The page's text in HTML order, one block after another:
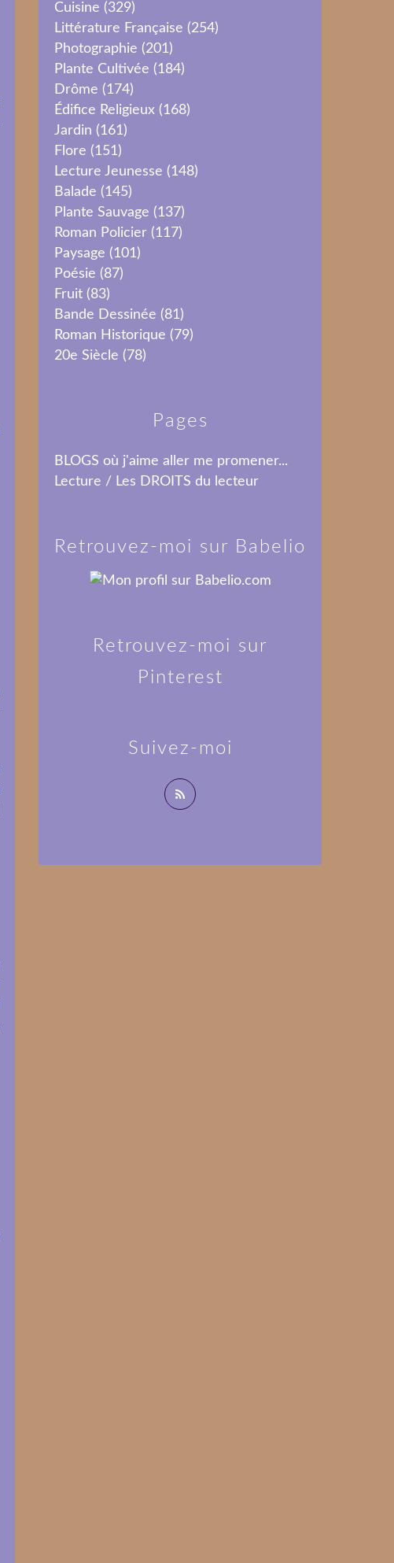
Cuisine (329)
Littérature Française (254)
Photographie (201)
Plante Cultivée (184)
Drôme (174)
Édifice Religieux (168)
Jardin (161)
Flore (151)
Lecture Jeunesse (148)
Balade (145)
Plante Sauvage (137)
Roman Policier (117)
Paysage (101)
Poésie (87)
Fruit (83)
Bande Dessinée (81)
Roman Historique (79)
20e Siècle (78)
Pages
BLOGS où j'aime aller me promener...
Lecture / Les DROITS du lecteur
Suivez-moi
Retrouvez-moi sur Babelio
Retrouvez-moi sur
Pinterest